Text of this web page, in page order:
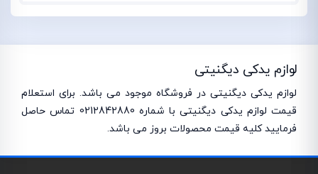
لوازم یدکی دیگنیتی
لوازم یدکی دیگنیتی در فروشگاه موجود می باشد. برای استعلام
قیمت لوازم یدکی دیگنیتی با شماره 0212842880 تماس حاصل
فرمایید کلیه قیمت محصولات بروز می باشد.